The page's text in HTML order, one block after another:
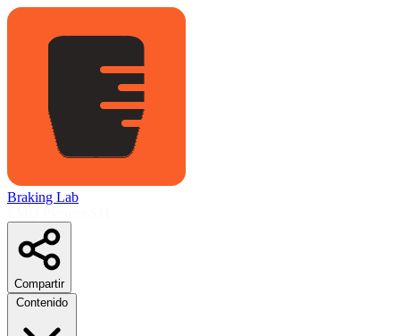
Braking Lab
Compartir